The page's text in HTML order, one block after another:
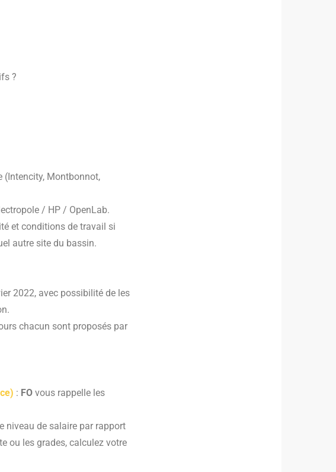
?
(Intencity, Montbonnot,
/ HP / OpenLab.
et conditions de travail si
autre site du bassin.
2022, avec possibilité de les
chacun sont proposés par
: FO vous rappelle les
niveau de salaire par rapport
ou les grades, calculez votre